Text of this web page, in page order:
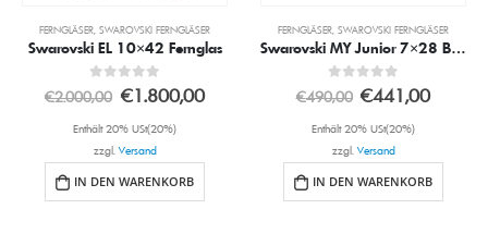
FERNGLÄSER, SWAROVSKI FERNGLÄSER
Swarovski EL 10×42 Fernglas
0out of 5
€2.000,00 €1.800,00
Enthält 20% USt(20%)
zzgl.Versand
IN DEN WARENKORB
FERNGLÄSER, SWAROVSKI FERNGLÄSER
Swarovski MY Junior 7×28 B glacier blue
0 out of 5
€490,00 €441,00
Enthält 20% USt(20%)
zzgl.Versand
IN DEN WARENKORB